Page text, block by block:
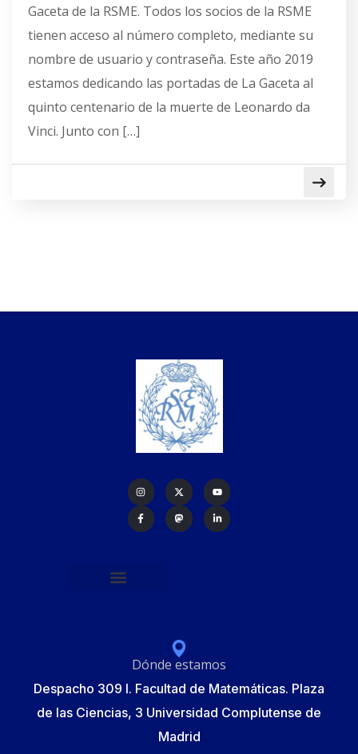
Gaceta de la RSME. Todos los socios de la RSME
tienen acceso al número completo, mediante su
nombre de usuario y contraseña. Este año 2019
estamos dedicando las portadas de La Gaceta al
quinto centenario de la muerte de Leonardo da
Vinci. Junto con […]
Dónde estamos
Despacho 309 I. Facultad de Matemáticas. Plaza
de las Ciencias, 3 Universidad Complutense de
Madrid